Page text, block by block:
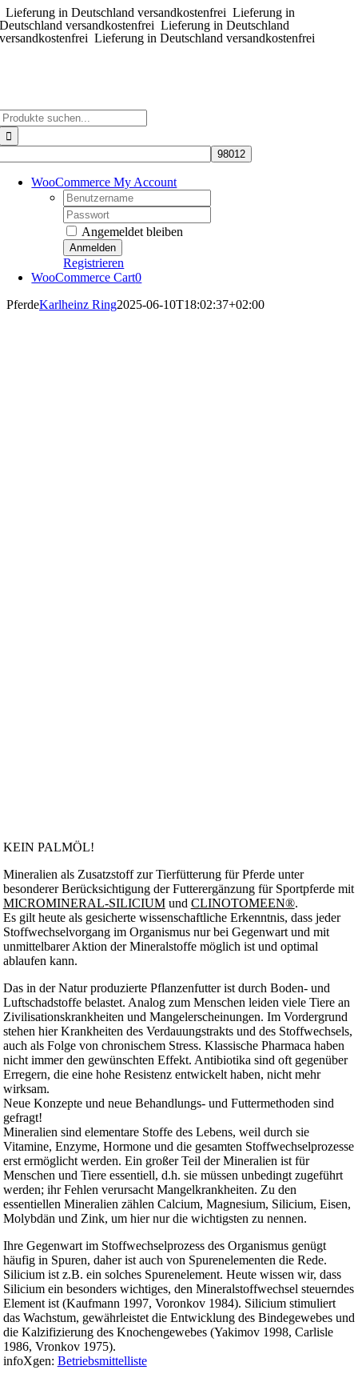
Zum
Inhalt
springen
Lieferung in Deutschland versandkostenfreiLieferung in
Deutschland versandkostenfrei Lieferung in Deutschland
versandkostenfreiLieferung in Deutschland versandkostenfrei
WooCommerce My Account
Username:
Password:
Angemeldet bleiben
Registrieren
WooCommerce Cart0
PferdeKarlheinz Ring2025-06-10T18:02:37+02:00
KEIN PALMÖL!
Mineralien als Zusatzstoff zur Tierfütterung für Pferde unter
besonderer Berücksichtigung der Futterergänzung für Sportpferde mit
MICROMINERAL-SILICIUMund CLINOTOMEEN®.
Es gilt heute als gesicherte wissenschaftliche Erkenntnis, dass jeder
Stoffwechselvorgang im Organismus nur bei Gegenwart und mit
unmittelbarer Aktion der Mineralstoffe möglich ist und optimal
ablaufen kann.
Das in der Natur produzierte Pflanzenfutter ist durch Boden- und
Luftschadstoffe belastet. Analog zum Menschen leiden viele Tiere an
Zivilisationskrankheiten und Mangelerscheinungen. Im Vordergrund
stehen hier Krankheiten des Verdauungstrakts und des Stoffwechsels,
auch als Folge von chronischem Stress. Klassische Pharmaca haben
nicht immer den gewünschten Effekt. Antibiotika sind oft gegenüber
Erregern, die eine hohe Resistenz entwickelt haben, nicht mehr
wirksam.
Neue Konzepte und neue Behandlungs- und Futtermethoden sind
gefragt!
Mineralien sind elementare Stoffe des Lebens, weil durch sie
Vitamine, Enzyme, Hormone und die gesamten Stoffwechselprozesse
erst ermöglicht werden. Ein großer Teil der Mineralien ist für
Menschen und Tiere essentiell, d.h. sie müssen unbedingt zugeführt
werden; ihr Fehlen verursacht Mangelkrankheiten. Zu den
essentiellen Mineralien zählen Calcium, Magnesium, Silicium, Eisen,
Molybdän und Zink, um hier nur die wichtigsten zu nennen.
Ihre Gegenwart im Stoffwechselprozess des Organismus genügt
häufig in Spuren, daher ist auch von Spurenelementen die Rede.
Silicium ist z.B. ein solches Spurenelement. Heute wissen wir, dass
Silicium ein besonders wichtiges, den Mineralstoffwechsel steuerndes
Element ist (Kaufmann 1997, Voronkov 1984). Silicium stimuliert
das Wachstum, gewährleistet die Entwicklung des Bindegewebes und
die Kalzifizierung des Knochengewebes (Yakimov 1998, Carlisle
1986, Vronkov 1975).
infoXgen: Betriebsmittelliste